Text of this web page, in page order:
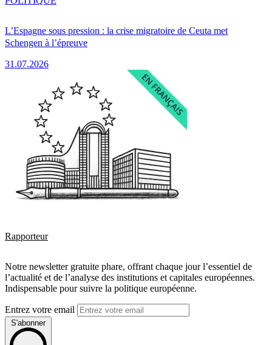
L’Espagne sous pression : la crise migratoire de Ceuta met
Schengen à l’épreuve
31.07.2026
Rapporteur
Notre newsletter gratuite phare, offrant chaque jour l’essentiel de
l’actualité et de l’analyse des institutions et capitales européennes.
Indispensable pour suivre la politique européenne.
Entrez votre email
S'abonner